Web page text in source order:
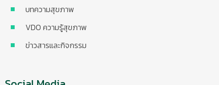
บทความสุขภาพ
VDO ความรู้สุขภาพ
ข่าวสารและกิจกรรม